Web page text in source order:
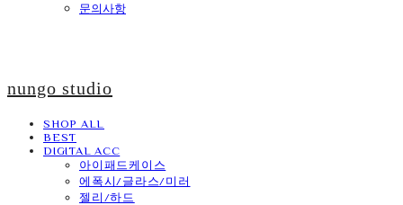
문의사항
nungo studio
SHOP ALL
BEST
DIGITAL ACC
아이패드케이스
에폭시/글라스/미러
젤리/하드